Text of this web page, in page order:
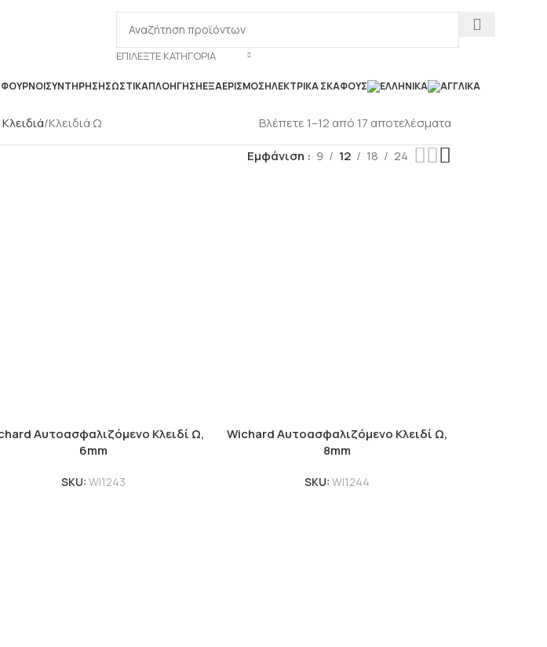
ΕΠΙΛΈΞΤΕ ΚΑΤΗΓΟΡΊΑ
ΦΟΎΡΝΟΙΣΥΝΤΉΡΗΣΗΣΩΣΤΙΚΆΠΛΟΉΓΗΣΗΕΞΑΕΡΙΣΜΌΣΗΛΕΚΤΡΙΚΆ ΣΚΆΦΟΥΣ
Κλειδιά Ω
Βλέπετε 1–12 από 17 αποτελέσματα
Εμφάνιση 9 12 18 24
Αυτοασφαλιζόμενο Κλειδί Ω,
6mm
SKU:WI1243
Wichard Αυτοασφαλιζόμενο Κλειδί Ω,
8mm
SKU:WI1244